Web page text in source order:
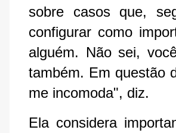
sobre casos que,
configurar como
alguém. Não sei,
também. Em questão
me incomoda", diz.
Ela considera